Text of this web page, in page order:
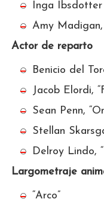
Inga Ibsdotter
Amy Madigan,
Actor de reparto
Benicio del
Jacob Elordi,
Sean Penn,
Stellan
Delroy Lindo,
Largometraje
“Arco”